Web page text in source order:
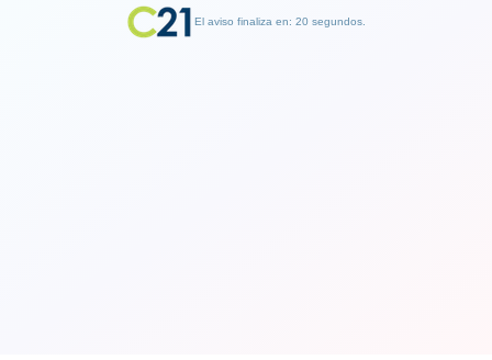
El aviso finaliza en: 19 segundos.